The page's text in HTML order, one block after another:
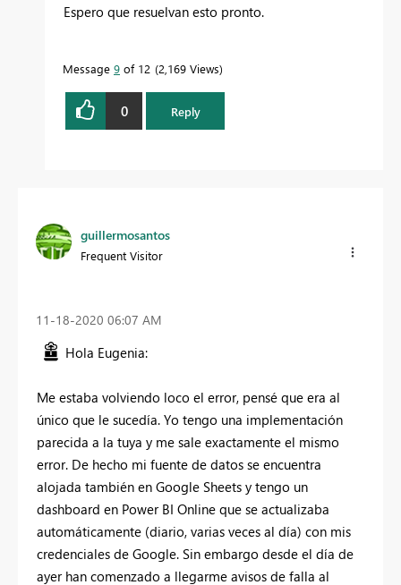
Espero que resuelvan esto pronto.
Message 9 of 12 2,169 Views
0 Reply
guillermosantos
Frequent Visitor
‎11-18-2020 06:07 AM
Hola Eugenia:
Me estaba volviendo loco el error, pensé que era al
único que le sucedía. Yo tengo una implementación
parecida a la tuya y me sale exactamente el mismo
error. De hecho mi fuente de datos se encuentra
alojada también en Google Sheets y tengo un
dashboard en Power BI Online que se actualizaba
automáticamente (diario, varias veces al día) con mis
credenciales de Google. Sin embargo desde el día de
ayer han comenzado a llegarme avisos de falla al